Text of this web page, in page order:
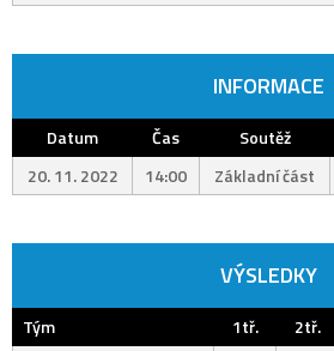
INFORMACE
Datum Čas Soutěž
20. 11. 2022
14:00 Základní část
VÝSLEDKY
Tým 1tř. 2tř.